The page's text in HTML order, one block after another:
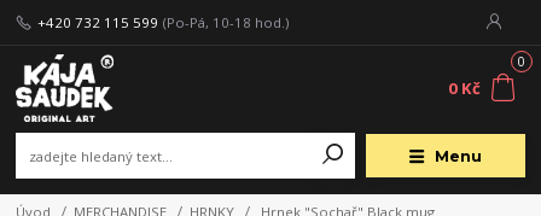
Menu
+420 732 115 599 (Po-Pá, 10-18 hod.)
0
0 Kč
Úvod MERCHANDISE HRNKY Hrnek "Sochař" Black mug